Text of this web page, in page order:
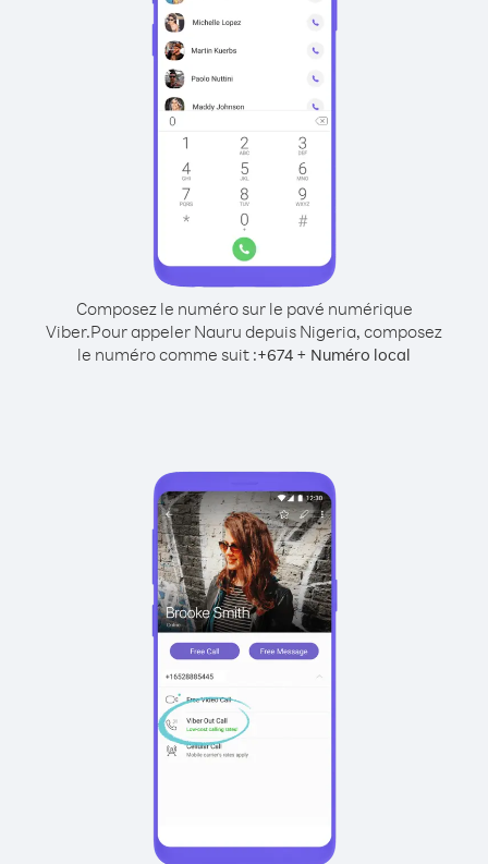
Composez le numéro sur le pavé numérique
Viber.Pour appeler Nauru depuis Nigeria, composez
le numéro comme suit :+674 + Numéro local